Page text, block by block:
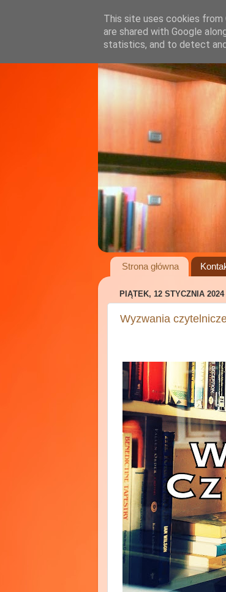
Strona główna
PIĄTEK, 12 STYCZNIA 2024
Wyzwania
This site uses cookies from
are shared with Google
statistics, and to detect